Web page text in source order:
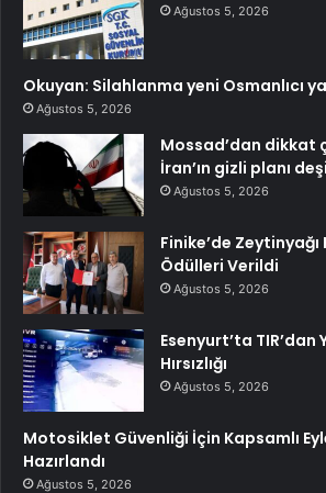
Ağustos 5, 2026
Okuyan: Silahlanma yeni Osmanlıcı
Ağustos 5, 2026
Mossad’dan dikkat
İran’ın gizli planı
Ağustos 5, 2026
Finike’de Zeytinyağı
Ödülleri Verildi
Ağustos 5, 2026
Esenyurt’ta TIR’dan
Hırsızlığı
Ağustos 5, 2026
Motosiklet Güvenliği İçin Kapsamlı
Hazırlandı
Ağustos 5, 2026